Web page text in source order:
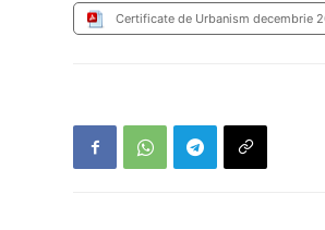
Certificate de Urbanism decembrie